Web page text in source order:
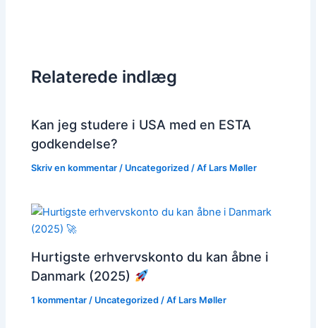
Relaterede indlæg
Kan jeg studere i USA med en ESTA
godkendelse?
Skriv en kommentar / Uncategorized / Af Lars Møller
Hurtigste erhvervskonto du kan åbne i
Danmark (2025)
1 kommentar / Uncategorized / Af Lars Møller